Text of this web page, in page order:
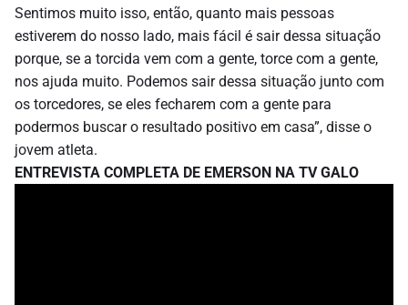
Sentimos muito isso, então, quanto mais pessoas
estiverem do nosso lado, mais fácil é sair dessa situação
porque, se a torcida vem com a gente, torce com a gente,
nos ajuda muito. Podemos sair dessa situação junto com
os torcedores, se eles fecharem com a gente para
podermos buscar o resultado positivo em casa”, disse o
jovem atleta.
ENTREVISTA COMPLETA DE EMERSON NA TV GALO